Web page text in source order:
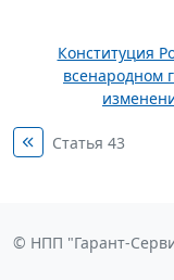
Конституция
всенародном
Статья 43
© НПП "Гарант-